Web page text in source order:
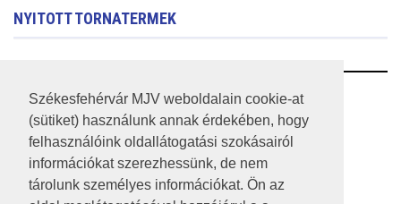
Székesfehérvár MJV weboldalain cookie-at
(sütiket) használunk annak érdekében, hogy
felhasználóink oldallátogatási szokásairól
információkat szerezhessünk, de nem
tárolunk személyes információkat. Ön az
NYITOTT TORNATERMEK
RSS
A HONLAP 2017.03.31-I ÁLLAPOTA
JOGI NYILATKOZAT